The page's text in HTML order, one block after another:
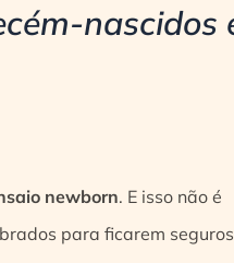
nascidos
newborn. E isso não é
para ficarem